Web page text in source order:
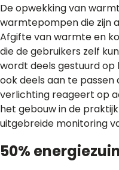
De opwekking van
warmtepompen die zijn
Afgifte van warmte en
die de gebruikers zelf
wordt deels gestuurd op
ook deels aan te passen
verlichting reageert op
het gebouw in de
uitgebreide monitoring
50%